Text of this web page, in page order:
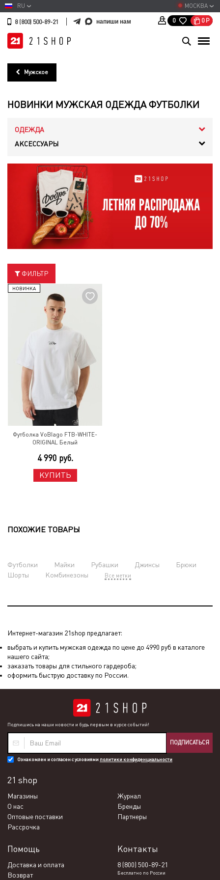
МОСКВА
RU
8 (800) 500-89-21 напиши нам 0 0 Р
Мужское
НОВИНКИ МУЖСКАЯ ОДЕЖДА ФУТБОЛКИ
ОДЕЖДА
АКСЕССУАРЫ
ФИЛЬТР
НОВИНКА
Футболка VoBlago FTB-WHITE-
ORIGINAL Белый
4 990 руб.
КУПИТЬ
ПОХОЖИЕ ТОВАРЫ
Футболки Майки Рубашки Джинсы
Брюки
Шорты
Комбинезоны Все метки
Интернет-магазин 21shop предлагает:
выбрать и купить мужская одежда по цене до 4990 руб в каталоге
нашего сайта;
заказать товары для стильного гардероба;
оформить быструю доставку по России.
Подпишись на наши новости и будь первым в курсе событий!
ПОДПИСАТЬСЯ
Ознакомлен и согласен с условиями политики конфиденциальности
21 shop
Магазины
Журнал
О нас
Бренды
Оптовые поставки
Партнеры
Рассрочка
Помощь
Доставка и оплата
Возврат
Контакты
8 (800) 500-89-21
Бесплатно по России